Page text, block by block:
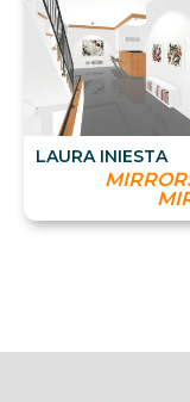
LAURA INIESTA